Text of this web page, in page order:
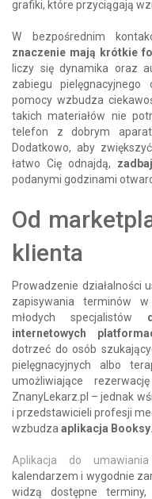
grafiki, które przyciągają
W bezpośrednim
znaczenie mają krótkie
liczy się dynamika oraz
zabiegu
pomocy wzbudza
takich materiałów nie
telefon z dobrym
Dodatkowo, aby
łatwo Cię odnajdą,
podanymi godzinami
Od
klienta
Prowadzenie działalności
zapisywania terminów
młodych specjalistów
internetowych
dotrzeć do osób
pielęgnacyjnych albo
umożliwiające
ZnanyLekarz.pl – jednak
i przedstawicieli profesji
wzbudza aplikacja Booksy
Aplikacja do
kalendarzem i wygodnie
widzą dostępne